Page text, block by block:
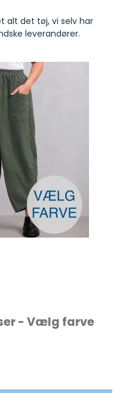
alt det tøj, vi selv har
leverandører.
- Vælg farve